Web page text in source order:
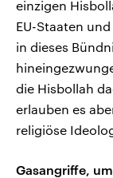
einzigen
EU-Staaten
in dieses
die Hisbollah
erlauben es
religiöse
Gasangriffe,